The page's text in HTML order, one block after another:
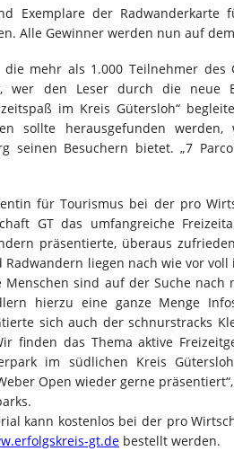
Exemplare der
Alle Gewinner werden nun auf
die mehr als 1.000 Teilnehmer
wer den Leser durch die neue
im Kreis Gütersloh“
sollte herausgefunden
seinen Besuchern bietet. „7
für Tourismus bei der pro
GT das umfangreiche
präsentierte, überaus
Radwandern liegen nach wie vor
Menschen sind auf der Suche
hierzu eine ganze Menge
sich auch der schnurstracks
finden das Thema aktive
im südlichen Kreis
Open wieder gerne
kann kostenlos bei der pro
gt.de bestellt werden.